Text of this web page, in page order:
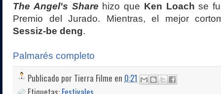
The Angel's Share hizo que Ken Loach se
Premio del Jurado. Mientras, el mejor
Sessiz-be deng.
Palmarés completo
Publicado por Tierra Filme en 0:21